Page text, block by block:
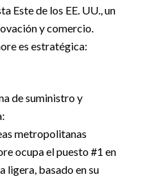
Este de los EE. UU., un
y comercio.
es estratégica:
de suministro y
metropolitanas
ocupa el puesto #1 en
ligera, basado en su